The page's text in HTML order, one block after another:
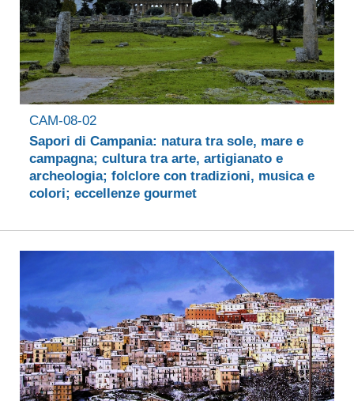
CAM-08-02
Sapori di Campania: natura tra sole, mare e
campagna; cultura tra arte, artigianato e
archeologia; folclore con tradizioni, musica e
colori; eccellenze gourmet